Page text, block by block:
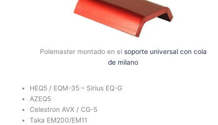
Polemaster montado en el soporte universal con cola
de milano
HEQ5 / EQM-35 – Sirius EQ-G
AZEQ5
Celestron AVX / CG-5
Taka EM200/EM11